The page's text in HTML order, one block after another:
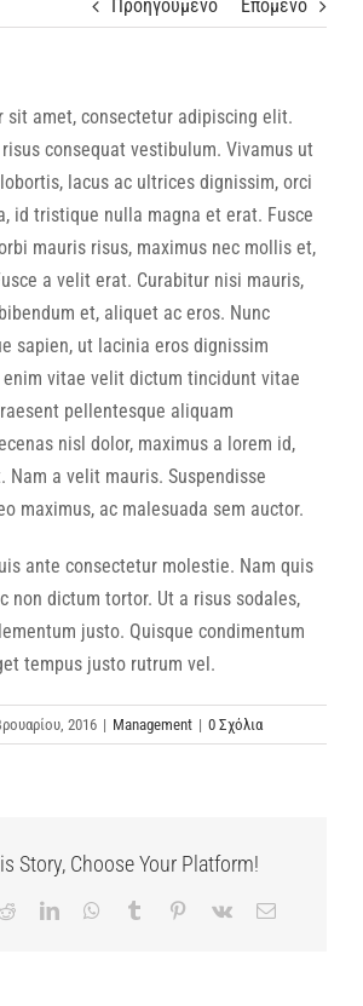
Προηγούμενο Επόμενο
sit amet, consectetur adipiscing elit.
consequat vestibulum. Vivamus ut
lacus ac ultrices dignissim, orci
id tristique nulla magna et erat. Fusce
mauris risus, maximus nec mollis et,
a velit erat. Curabitur nisi mauris,
et, aliquet ac eros. Nunc
sapien, ut lacinia eros dignissim
vitae velit dictum tincidunt vitae
pellentesque aliquam
nisl dolor, maximus a lorem id,
Nam a velit mauris. Suspendisse
maximus, ac malesuada sem auctor.
ante consectetur molestie. Nam quis
non dictum tortor. Ut a risus sodales,
justo. Quisque condimentum
tempus justo rutrum vel.
2016 | Management | 0 Σχόλια
Story, Choose Your Platform!
RedditLinkedInWhatsApp
Tumblr Pinterest
Vk Email